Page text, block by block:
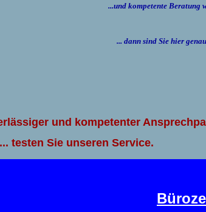
...und kompetente Beratung
... dann sind Sie hier
und kompetenter
... testen Sie unseren Service.